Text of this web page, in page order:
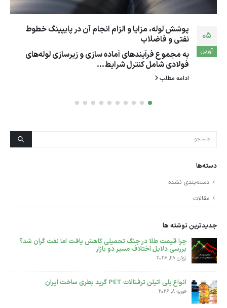
06
نوامبر
روش‌های تولید ظروف یک‌بار مصرف و انواع متفاوت این
محصولات
ظروف یک‌بار مصرف را به دو
روش می‌توان تولید کرد
دسته‌بندی نشده
مقالات
جدیدترین نوشته ها
پلی اتیلن سنگین فیلم گرید F7000 مناسب تولید نایلون است یا
نایلکس ؟؟